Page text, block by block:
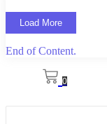
Load More
End of Content.
0